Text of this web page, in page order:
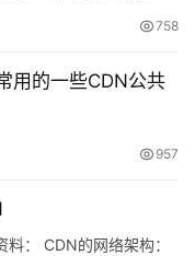
758
用的一些CDN公共
957
： CDN的网络架构：